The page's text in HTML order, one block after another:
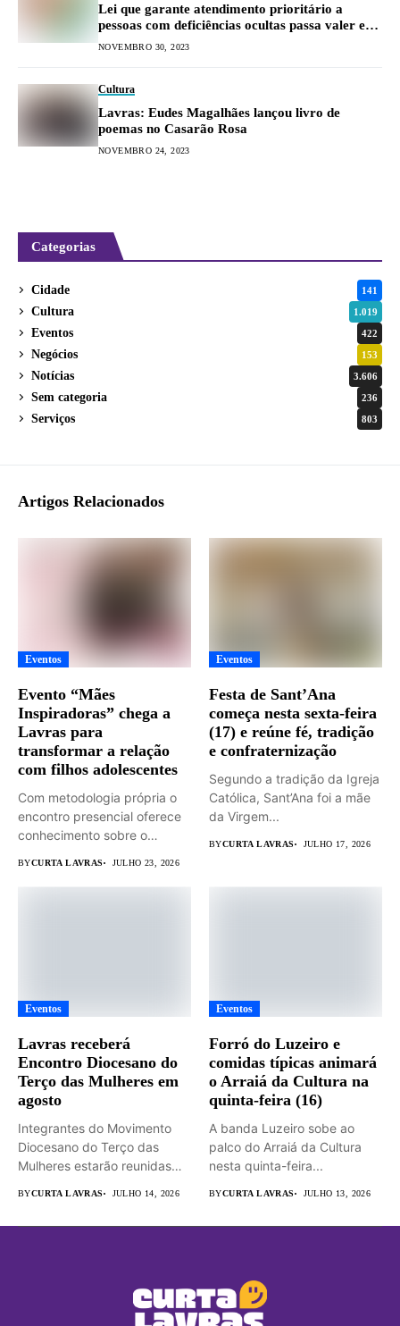
Lei que garante atendimento prioritário a
pessoas com deficiências ocultas passa valer em
Lavras
NOVEMBRO 30, 2023
Cultura
Lavras: Eudes Magalhães lançou livro de
poemas no Casarão Rosa
NOVEMBRO 24, 2023
Categorias
Cidade 141
Cultura 1.019
Eventos 422
Negócios 153
Notícias 3.606
Sem categoria 236
Serviços 803
Artigos Relacionados
Eventos
Evento “Mães
Inspiradoras” chega a
Lavras para
transformar a relação
com filhos adolescentes
Com metodologia própria o
encontro presencial oferece
conhecimento sobre o
BYCURTA LAVRAS JULHO 23, 2026
Eventos
Festa de Sant’Ana
começa nesta sexta-feira
(17) e reúne fé, tradição
e confraternização
Segundo a tradição da Igreja
Católica, Sant’Ana foi a mãe
da Virgem...
BYCURTA LAVRAS JULHO 17, 2026
Eventos
Lavras receberá
Encontro Diocesano do
Terço das Mulheres em
agosto
Integrantes do Movimento
Diocesano do Terço das
Mulheres estarão reunidas
BYCURTA LAVRAS JULHO 14, 2026
Eventos
Forró do Luzeiro e
comidas típicas animará
o Arraiá da Cultura na
quinta-feira (16)
A banda Luzeiro sobe ao
palco do Arraiá da Cultura
nesta quinta-feira...
BYCURTA LAVRAS JULHO 13, 2026